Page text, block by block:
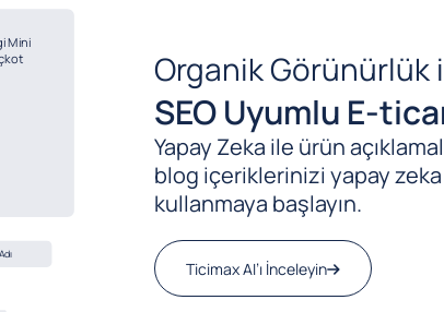
Organik Görünürlük
SEO Uyumlu E-
Yapay Zeka ile ürün
blog içeriklerinizi yapay
kullanmaya başlayın.
Ticimax AI’ı İnceleyin